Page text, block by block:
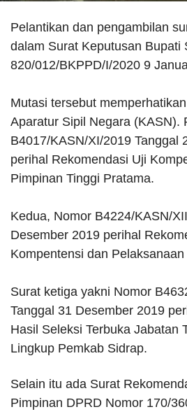
Pelantikan dan pengambilan
dalam Surat Keputusan Bupati
820/012/BKPPD/I/2020 9
Mutasi tersebut
Aparatur Sipil Negara (KASN).
B4017/KASN/XI/2019 Tanggal
perihal Rekomendasi Uji
Pimpinan Tinggi Pratama.
Kedua, Nomor B4224/KASN/
Desember 2019 perihal
Kompentensi dan
Surat ketiga yakni Nomor
Tanggal 31 Desember 2019
Hasil Seleksi Terbuka Jabatan
Lingkup Pemkab Sidrap.
Selain itu ada Surat
Pimpinan DPRD Nomor 170/